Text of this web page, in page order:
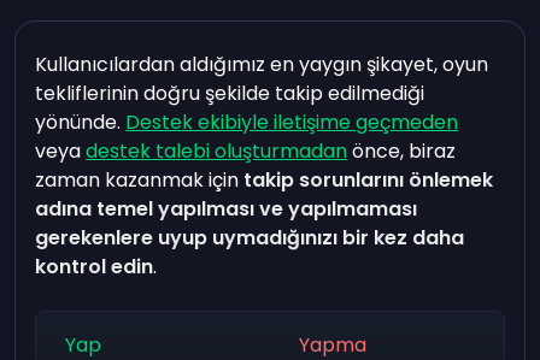
Kullanıcılardan aldığımız en yaygın şikayet, oyun
tekliflerinin doğru şekilde takip edilmediği
yönünde. Destek ekibiyle iletişime geçmeden
veyadestek talebi oluşturmadanönce, biraz
zaman kazanmak için takip sorunlarını önlemek
adına temel yapılması ve yapılmaması
gerekenlere uyup uymadığınızı bir kez daha
kontrol edin.
Yap Yapma